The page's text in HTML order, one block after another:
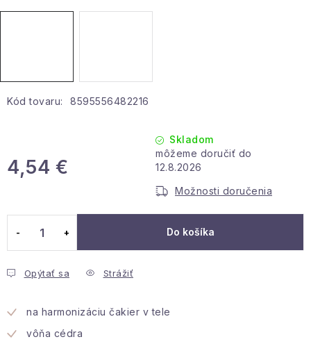
Veľkoobchodná spolupráca
Obchodné podmienky
Info o nákupe
Kontakty O nás
Kód tovaru: 8595556482216
4,54 €
Skladom
12.8.2026
Možnosti doručenia
Do košíka
Opýtať sa Strážiť
na harmonizáciu čakier v tele
vôňa cédra